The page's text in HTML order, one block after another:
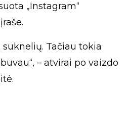
„Instagram“
Tačiau tokia
– atvirai po vaizdo